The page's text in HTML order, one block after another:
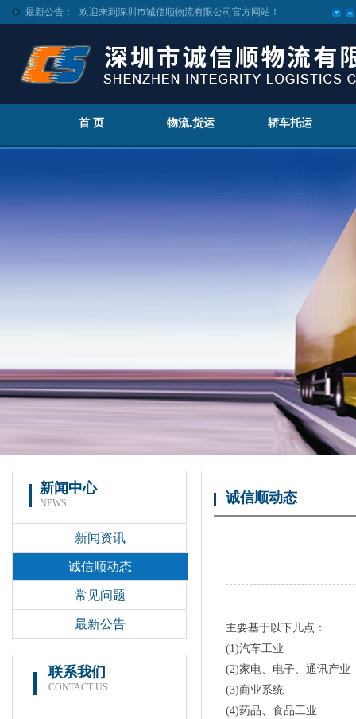
最新公告： 欢迎来到深圳市诚信顺物流有限公司官方网站！
首 页 物流.货运 轿车托运
新闻中心
NEWS
新闻资讯
诚信顺动态
常见问题
最新公告
联系我们
CONTACT US
诚信顺动态
主要基于以下几点：
(1)汽车工业
(2)家电、电子、通讯产业
(3)商业系统
(4)药品、食品工业